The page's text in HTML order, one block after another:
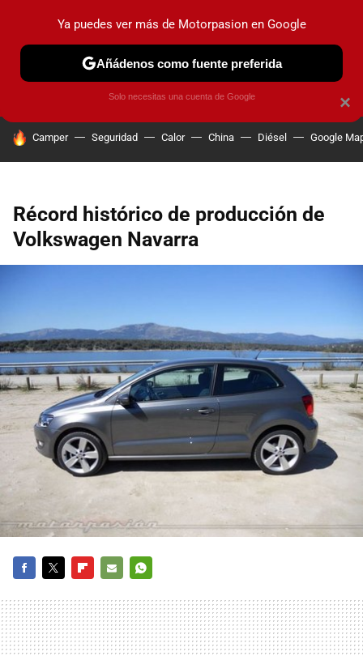
PRUEBAS COCHES ELÉCTRICOS OBSERVATORIO
HOY SE HABLA DE
Camper Seguridad Calor China Diésel Google
Récord histórico de producción de
Volkswagen Navarra
MAIL
×
Ya puedes ver más de Motorpasion en Google
Añádenos como fuente preferida
Solo necesitas una cuenta de Google